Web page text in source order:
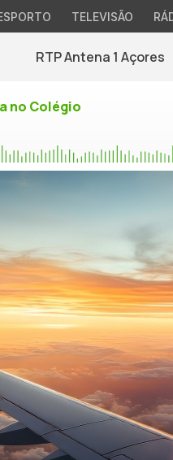
TELEVISÃO
RTP Antena 1 Açores
no Colégio